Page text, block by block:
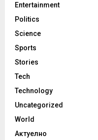
Entertainment
Politics
Science
Sports
Stories
Tech
Technology
Uncategorized
World
Актуелно